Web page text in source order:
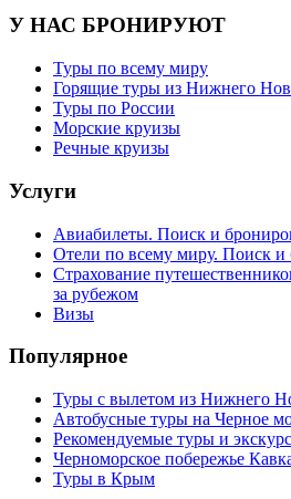
У НАС БРОНИРУЮТ
Туры по всему миру
Горящие туры из Нижнего
Туры по России
Морские круизы
Речные круизы
Услуги
Авиабилеты. Поиск и
Отели по всему миру. Поиск и
Страхование
за рубежом
Визы
Популярное
Туры с вылетом из Нижнего
Автобусные туры на Черное
Рекомендуемые туры и
Черноморское побережье
Туры в Крым